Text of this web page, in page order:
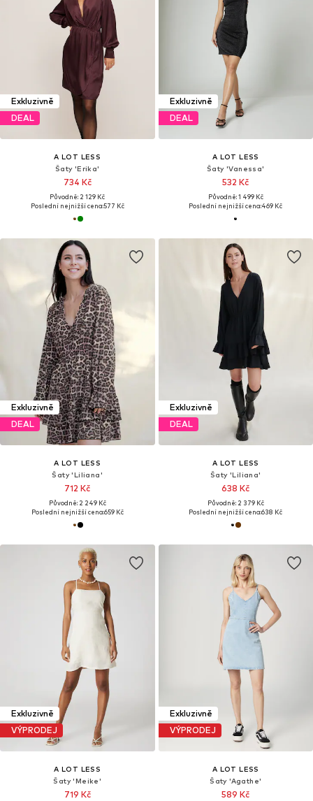
Exkluzivně
DEAL
A LOT LESS
Šaty 'Erika'
734 Kč
Původně: 2 129 Kč
Poslední nejnižší cena:577 Kč
Exkluzivně
DEAL
A LOT LESS
Šaty 'Vanessa'
532 Kč
Původně: 1 499 Kč
Poslední nejnižší cena:469 Kč
Exkluzivně
DEAL
A LOT LESS
Šaty 'Liliana'
712 Kč
Původně: 2 249 Kč
Poslední nejnižší cena:659 Kč
Exkluzivně
DEAL
A LOT LESS
Šaty 'Liliana'
638 Kč
Původně: 2 379 Kč
Poslední nejnižší cena:638 Kč
Exkluzivně
VÝPRODEJ
A LOT LESS
Šaty 'Meike'
719 Kč
Exkluzivně
VÝPRODEJ
A LOT LESS
Šaty 'Agathe'
589 Kč